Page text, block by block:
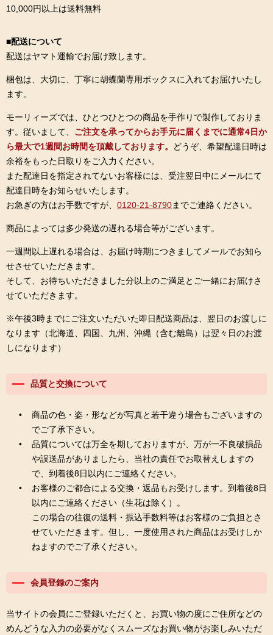
10,000円以上は送料無料
■配送について
配送はヤマト運輸でお届け致します。
梱包は、大切に、丁寧に胡蝶蘭専用ボックスに入れてお届けいたし
ます。
モーリィーズでは、ひとつひとつの商品を手作りで製作しておりま
す。従いまして、 ご注文を承ってからお手元に届くまでに通常4日か
ら最大で1週間お時間を頂戴しております。
どうぞ、希望配達日時は
余裕をもった日取りをご入力ください。
また配達日を指定されてないお客様には、受注翌日中にメールにて
配達日時をお知らせいたします。
お急ぎの方はお手数ですが、 0120-21-8790までご連絡ください。
商品によっては多少発送の遅れる場合等がございます。
一週間以上遅れる場合は、お届け時期につきましてメールでお知ら
せさせていただきます。
そして、お待ちいただきました分以上のご満足とご一緒にお届けさ
せていただきます。
※午後3時までにご注文いただいた即日配送商品は、翌日のお渡しに
なります（北海道、四国、九州、沖縄（含む離島）は翌々日のお渡
しになります）
品質と交換について
商品の色・姿・形などが写真と若干違う場合もございますの
でご了承下さい。
品質については万全を期しておりますが、万が一不良破損品
や誤送品がありましたら、当社の責任でお取替えしますの
で、到着後8日以内にご連絡ください。
お客様のご都合による交換・返品もお受けします。到着後8日
以内にご連絡ください（生花は除く）。
この場合の往復の送料・振込手数料等はお客様のご負担とさ
せていただきます。但し、一度使用された商品はお受けしか
ねますのでご了承ください。
会員登録のご案内
当サイトの会員にご登録いただくと、お買い物の度にご住所などの
めんどうな入力の必要がなくスムーズなお買い物がお楽しみいただ